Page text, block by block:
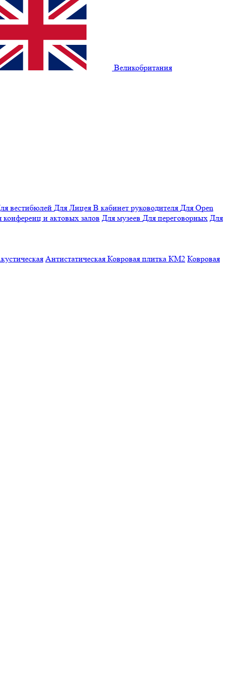
Великобритания
вестибюлей Для Лицея В кабинет руководителя Для Open
конференц и актовых залов Для музеев Для переговорных Для
Антистатическая Ковровая плитка КМ2 Ковровая